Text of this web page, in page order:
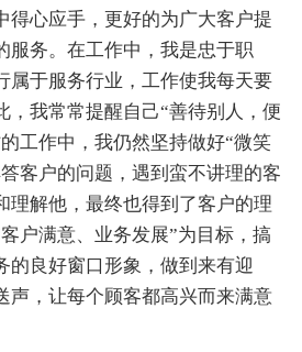
得心应手，更好的为广大客户提
服务。在工作中，我是忠于职
属于服务行业，工作使我每天要
，我常常提醒自己“善待别人，便
工作中，我仍然坚持做好“微笑
客户的问题，遇到蛮不讲理的客
理解他，最终也得到了客户的理
户满意、业务发展”为目标，搞
的良好窗口形象，做到来有迎
声，让每个顾客都高兴而来满意